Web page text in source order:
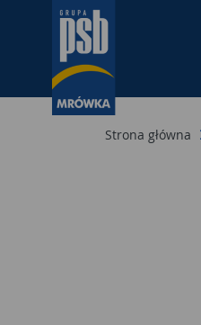
Strona główna